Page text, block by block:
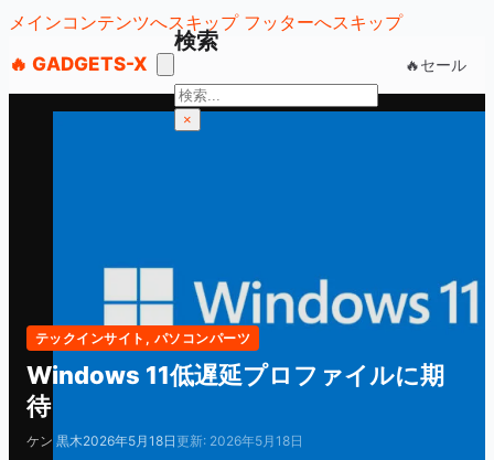
メインコンテンツへスキップ フッターへスキップ
🔥 GADGETS-X
🔥セール
検索
検
索×
テックインサイト , パソコンパーツ
Windows 11低遅延プロファイルに期
待
ケン 黒木2026年5月18日更新: 2026年5月18日